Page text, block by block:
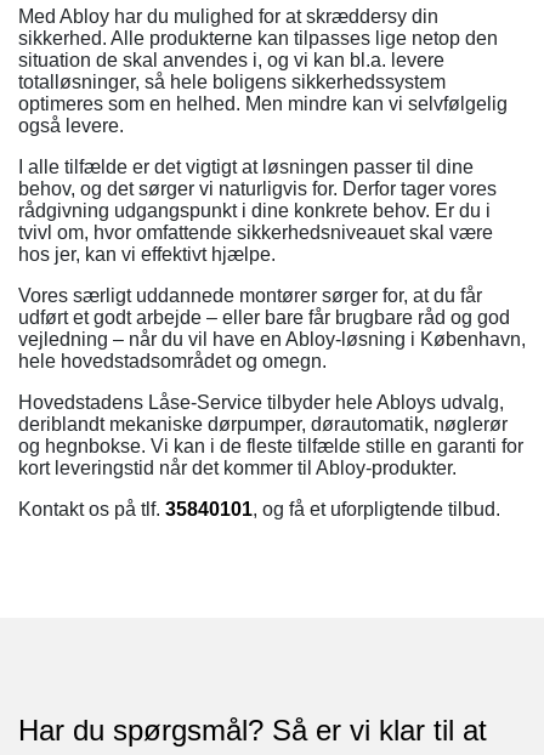
Med Abloy har du mulighed for at skræddersy din
sikkerhed. Alle produkterne kan tilpasses lige netop den
situation de skal anvendes i, og vi kan bl.a. levere
totalløsninger, så hele boligens sikkerhedssystem
optimeres som en helhed. Men mindre kan vi selvfølgelig
også levere.
I alle tilfælde er det vigtigt at løsningen passer til dine
behov, og det sørger vi naturligvis for. Derfor tager vores
rådgivning udgangspunkt i dine konkrete behov. Er du i
tvivl om, hvor omfattende sikkerhedsniveauet skal være
hos jer, kan vi effektivt hjælpe.
Vores særligt uddannede montører sørger for, at du får
udført et godt arbejde – eller bare får brugbare råd og god
vejledning – når du vil have en Abloy-løsning i København,
hele hovedstadsområdet og omegn.
Hovedstadens Låse-Service tilbyder hele Abloys udvalg,
deriblandt mekaniske dørpumper, dørautomatik, nøglerør
og hegnbokse. Vi kan i de fleste tilfælde stille en garanti for
kort leveringstid når det kommer til Abloy-produkter.
Kontakt os på tlf. 35840101, og få et uforpligtende tilbud.
Har du spørgsmål? Så er vi klar til at